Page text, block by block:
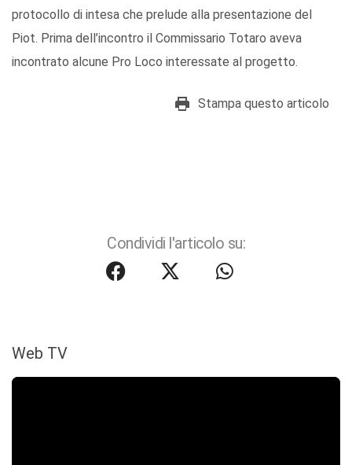
protocollo di intesa che prelude alla presentazione del
Piot. Prima dell’incontro il Commissario Totaro aveva
incontrato alcune Pro Loco interessate al progetto.
Stampa questo articolo
Condividi l'articolo su:
Web TV